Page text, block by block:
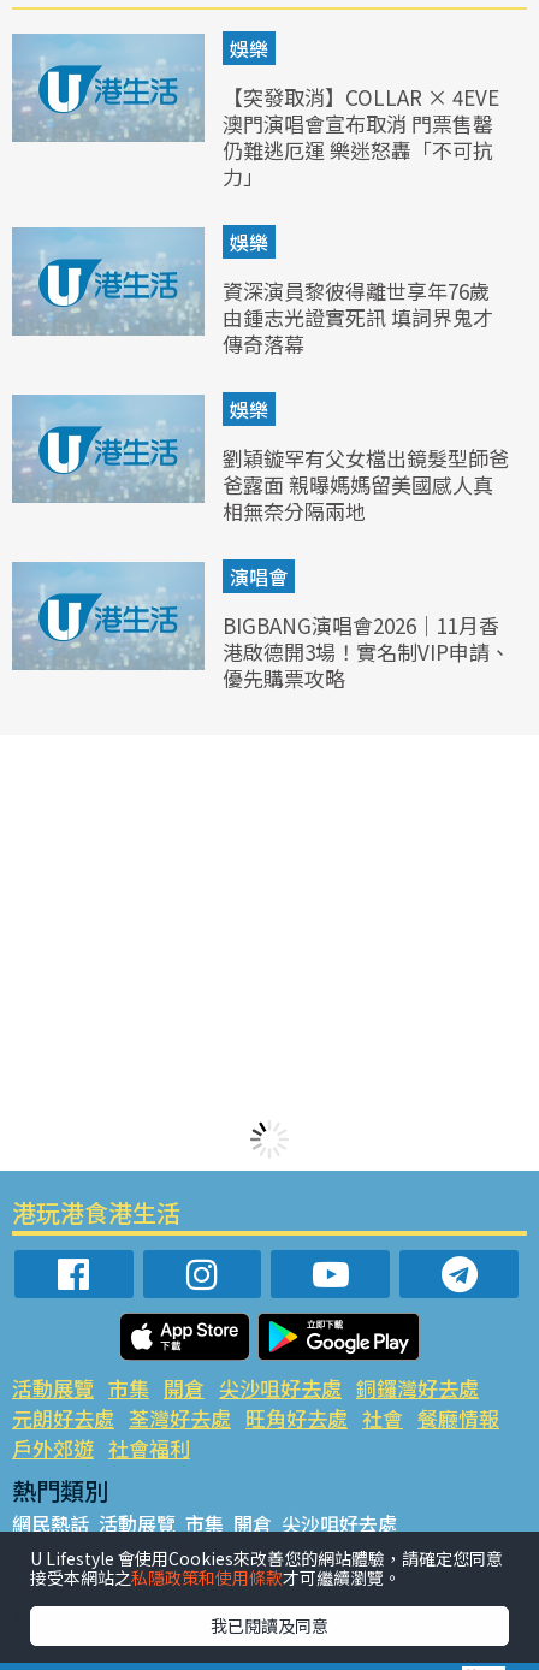
娛樂
【突發取消】COLLAR × 4EVE
澳門演唱會宣布取消 門票售罄
仍難逃厄運 樂迷怒轟「不可抗
力」
娛樂
資深演員黎彼得離世享年76歲
由鍾志光證實死訊 填詞界鬼才
傳奇落幕
娛樂
劉穎鏇罕有父女檔出鏡髮型師爸
爸露面 親曝媽媽留美國感人真
相無奈分隔兩地
演唱會
BIGBANG演唱會2026｜11月香
港啟德開3場！實名制VIP申請、
優先購票攻略
港玩港食港生活
活動展覽 市集 開倉 尖沙咀好去處 銅鑼灣好去處
元朗好去處 荃灣好去處 旺角好去處 社會 餐廳情報
戶外郊遊 社會福利
熱門類別
網民熱話 活動展覽 市集 開倉 尖沙咀好去處
銅鑼灣好去處 元朗好去處 荃灣好去處 旺角好去處 社會
餐廳情報 戶外郊遊
熱門標籤
#UGO搵好去處 #人氣活動推介 #美食社群熱話
U Lifestyle 會使用Cookies來改善您的網站體驗，請確定您同意
接受本網站之私隱政策和使用條款才可繼續瀏覽。
我已閱讀及同意